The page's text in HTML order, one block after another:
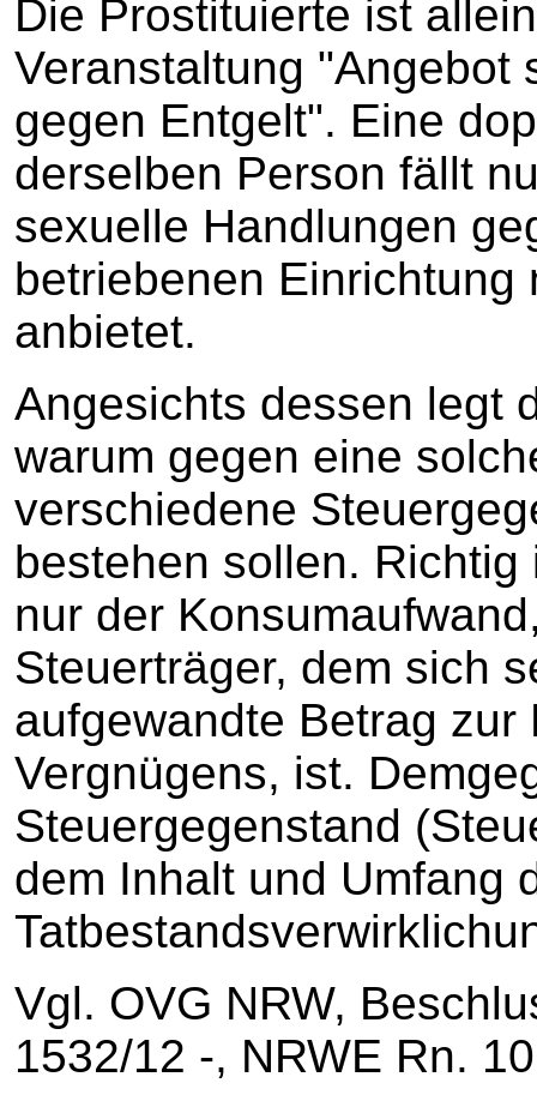
Die Prostituierte ist
Veranstaltung "Angebot
gegen Entgelt". Eine
derselben Person fällt
sexuelle Handlungen
betriebenen Einrichtung
anbietet.
Angesichts dessen legt
warum gegen eine
verschiedene
bestehen sollen.
nur der
Steuerträger, dem sich
aufgewandte Betrag zur
Vergnügens, ist.
Steuergegenstand
dem Inhalt und Umfang
Vgl. OVG NRW,
1532/12 ‑, NRWE Rn.